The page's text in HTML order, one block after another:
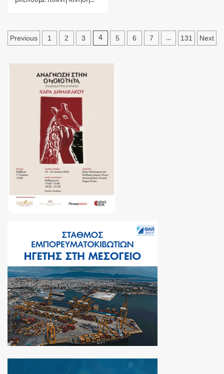
Πλοήγηση
Previous 1 2 3 4 5 6 7 … 131 Next